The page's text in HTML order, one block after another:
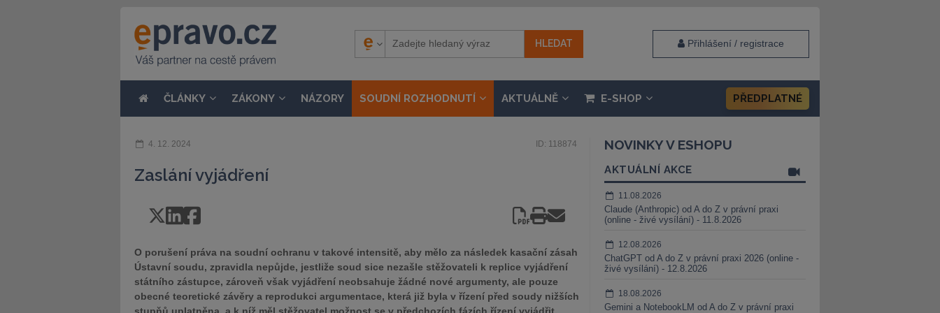
Přihlášení / registrace
ČLÁNKY ZÁKONY NÁZORY SOUDNÍ ROZHODNUTÍ AKTUÁLNĚ E-SHOP PŘEDPLATNÉ
4. 12. 2024 ID: 118874
Zaslání vyjádření
O porušení práva na soudní ochranu v takové intensitě, aby mělo za následek kasační zásah
Ústavní soudu, zpravidla nepůjde, jestliže soud sice nezašle stěžovateli k replice vyjádření
státního zástupce, zároveň však vyjádření neobsahuje žádné nové argumenty, ale pouze
obecné teoretické závěry a reprodukci argumentace, která již byla v řízení před soudy nižších
NOVINKY V ESHOPU
AKTUÁLNÍ AKCE
11.08.2026
Claude (Anthropic) od A do Z v právní praxi
(online - živé vysílání) - 11.8.2026
12.08.2026
ChatGPT od A do Z v právní praxi 2026 (online -
živé vysílání) - 12.8.2026
18.08.2026
Gemini a NotebookLM od A do Z v právní praxi